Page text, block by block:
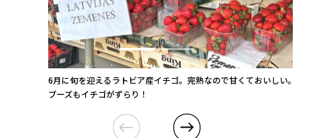
6月に旬を迎えるラトビア産イチゴ。完熟なので甘くておいしい。どの
ブーズもイチゴがずらり！